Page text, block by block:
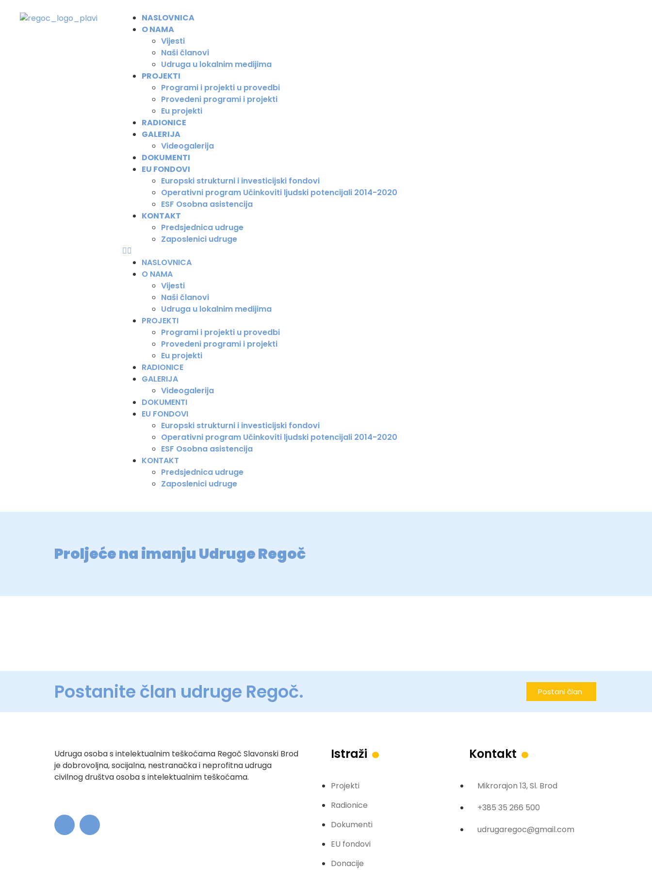
NASLOVNICA
O NAMA
Vijesti
Naši članovi
Udruga u lokalnim medijima
PROJEKTI
Programi i projekti u provedbi
Provedeni programi i projekti
Eu projekti
RADIONICE
GALERIJA
Videogalerija
DOKUMENTI
EU FONDOVI
Europski strukturni i investicijski fondovi
Operativni program Učinkoviti ljudski potencijali 2014-2020
ESF Osobna asistencija
KONTAKT
Predsjednica udruge
Zaposlenici udruge
NASLOVNICA
O NAMA
Vijesti
Naši članovi
Udruga u lokalnim medijima
PROJEKTI
Programi i projekti u provedbi
Provedeni programi i projekti
Eu projekti
RADIONICE
GALERIJA
Videogalerija
DOKUMENTI
EU FONDOVI
Europski strukturni i investicijski fondovi
Operativni program Učinkoviti ljudski potencijali 2014-2020
ESF Osobna asistencija
KONTAKT
Predsjednica udruge
Zaposlenici udruge
Proljeće na imanju Udruge Regoč
Postanite član udruge Regoč. Postani član
Udruga osoba s intelektualnim teškoćama Regoč Slavonski Brod
je dobrovoljna, socijalna, nestranačka i neprofitna udruga
civilnog društva osoba s intelektualnim teškoćama.
Istraži .
Projekti
Radionice
Dokumenti
EU fondovi
Donacije
Kontakt .
Mikrorajon 13, Sl. Brod
+385 35 266 500
udrugaregoc@gmail.com